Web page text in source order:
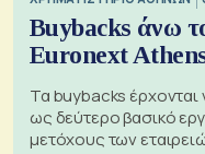
Buybacks άνω
Euronext
Τα buybacks
ως δεύτερο βασικό
μετόχους των